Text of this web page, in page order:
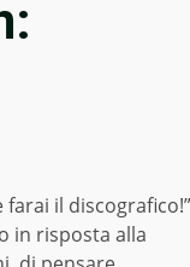
farai il
in risposta alla